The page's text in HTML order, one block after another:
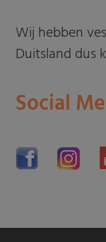
Wij hebben
Duitsland dus
Social